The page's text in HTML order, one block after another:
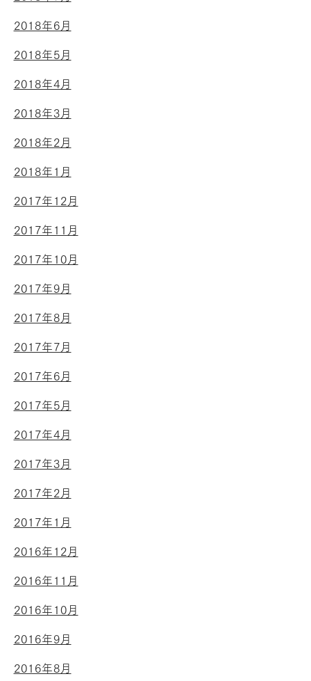
2018年6月
2018年5月
2018年4月
2018年3月
2018年2月
2018年1月
2017年12月
2017年11月
2017年10月
2017年9月
2017年8月
2017年7月
2017年6月
2017年5月
2017年4月
2017年3月
2017年2月
2017年1月
2016年12月
2016年11月
2016年10月
2016年9月
2016年8月